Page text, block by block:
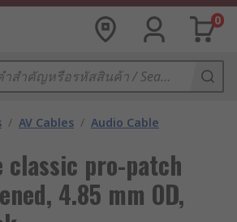
0
/ AV Cables / Audio Cable
classic pro-patch
4.85 mm OD,